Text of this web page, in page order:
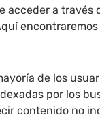
acceder a través
de los
por los
contenido no